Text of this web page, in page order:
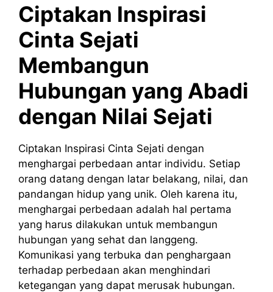
Ciptakan Inspirasi
Cinta Sejati
Membangun
Hubungan yang Abadi
dengan Nilai Sejati
Ciptakan Inspirasi Cinta Sejati dengan
menghargai perbedaan antar individu. Setiap
orang datang dengan latar belakang, nilai, dan
pandangan hidup yang unik. Oleh karena itu,
menghargai perbedaan adalah hal pertama
yang harus dilakukan untuk membangun
hubungan yang sehat dan langgeng.
Komunikasi yang terbuka dan penghargaan
terhadap perbedaan akan menghindari
ketegangan yang dapat merusak hubungan.